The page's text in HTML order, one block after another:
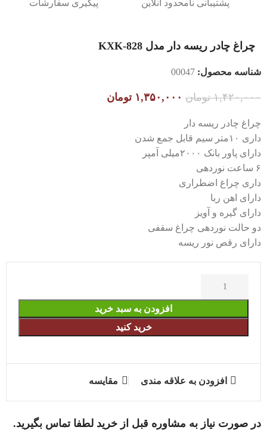
پشتیبانی نامحدود آنلاین پیگیری سفارشات
چراغ چادر ریسه دار مدل KXK-828
شناسه محصول: 00047
۱,۴۲۰,۰۰۰ تومان ۱,۳۵۰,۰۰۰ تومان
چراغ چادر ریسه دار
داری ۱۰متر سیم قابل جمع شدن
دارای پاور بانک ۲۰۰۰میلی آمپر
۶ ساعت نوردهی
داری چراغ اضطراری
دارای اهن ربا
دارای گیره و آویز
دو حالت نوردهی چراغ سقفی
دارای رقص نور ریسه
افزودن به سبد خرید
خرید کنید
افزودن به علاقه مندی مقایسه
در صورت نیاز به مشاوره قبل از خرید لطفا تماس بگیرید.